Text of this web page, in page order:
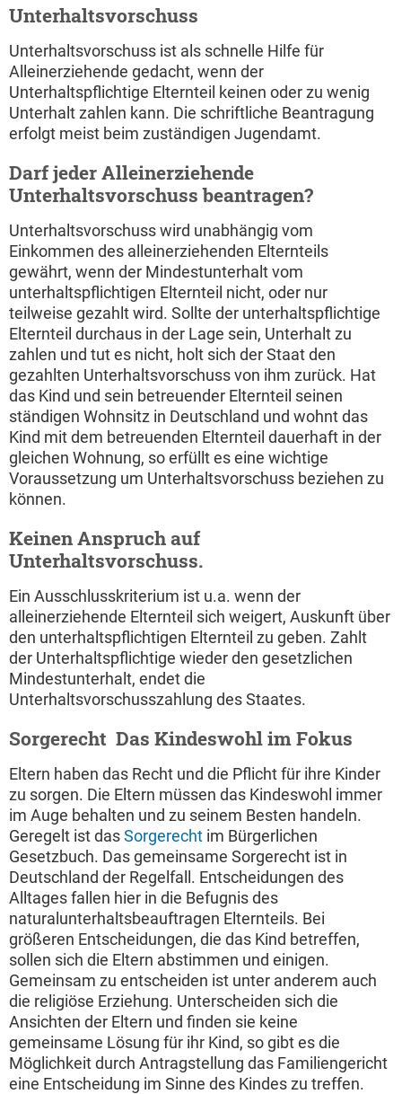
Unterhaltsvorschuss
Unterhaltsvorschuss ist als schnelle Hilfe für
Alleinerziehende gedacht, wenn der
Unterhaltspflichtige Elternteil keinen oder zu wenig
Unterhalt zahlen kann. Die schriftliche Beantragung
erfolgt meist beim zuständigen Jugendamt.
Darf jeder Alleinerziehende
Unterhaltsvorschuss beantragen?
Unterhaltsvorschuss wird unabhängig vom
Einkommen des alleinerziehenden Elternteils
gewährt, wenn der Mindestunterhalt vom
unterhaltspflichtigen Elternteil nicht, oder nur
teilweise gezahlt wird. Sollte der unterhaltspflichtige
Elternteil durchaus in der Lage sein, Unterhalt zu
zahlen und tut es nicht, holt sich der Staat den
gezahlten Unterhaltsvorschuss von ihm zurück. Hat
das Kind und sein betreuender Elternteil seinen
ständigen Wohnsitz in Deutschland und wohnt das
Kind mit dem betreuenden Elternteil dauerhaft in der
gleichen Wohnung, so erfüllt es eine wichtige
Voraussetzung um Unterhaltsvorschuss beziehen zu
können.
Keinen Anspruch auf
Unterhaltsvorschuss.
Ein Ausschlusskriterium ist u.a. wenn der
alleinerziehende Elternteil sich weigert, Auskunft über
den unterhaltspflichtigen Elternteil zu geben. Zahlt
der Unterhaltspflichtige wieder den gesetzlichen
Mindestunterhalt, endet die
Unterhaltsvorschusszahlung des Staates.
Sorgerecht  Das Kindeswohl im Fokus
Eltern haben das Recht und die Pflicht für ihre Kinder
zu sorgen. Die Eltern müssen das Kindeswohl immer
im Auge behalten und zu seinem Besten handeln.
Geregelt ist dasSorgerecht im Bürgerlichen
Gesetzbuch. Das gemeinsame Sorgerecht ist in
Deutschland der Regelfall. Entscheidungen des
Alltages fallen hier in die Befugnis des
naturalunterhaltsbeauftragen Elternteils. Bei
größeren Entscheidungen, die das Kind betreffen,
sollen sich die Eltern abstimmen und einigen.
Gemeinsam zu entscheiden ist unter anderem auch
die religiöse Erziehung. Unterscheiden sich die
Ansichten der Eltern und finden sie keine
gemeinsame Lösung für ihr Kind, so gibt es die
Möglichkeit durch Antragstellung das Familiengericht
eine Entscheidung im Sinne des Kindes zu treffen.